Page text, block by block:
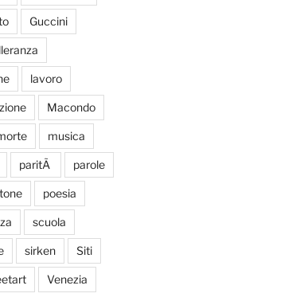
Guccini
lavoro
Macondo
musica
paritÃ parole
poesia
scuola
sirken Siti
Venezia